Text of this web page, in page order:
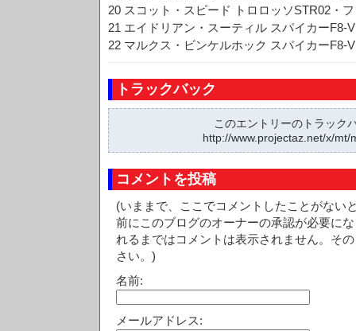
20 スコット・スピード トロロッソSTR02・
21 エイドリアン・スーティル スパイカーF8-
22 マルクス・ビンケルホック スパイカーF8-
トラックバック
このエントリーのトラック
http://www.projectaz.net/x/mt/
コメントを投稿
(いままで、ここでコメントしたことがない
前にこのブログのオーナーの承認が必要に
れるまではコメントは表示されません。そ
さい。)
名前:
メールアドレス: